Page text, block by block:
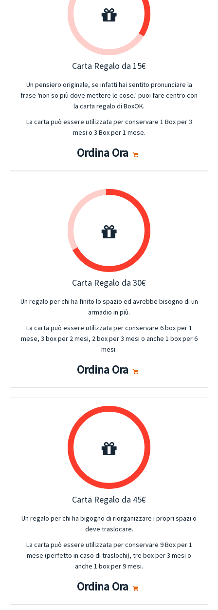
Carta Regalo da 15€
Un pensiero originale, se infatti hai sentito pronunciare la
frase ‘non so più dove mettere le cose.’ puoi fare centro con
la carta regalo di BoxOK.
La carta può essere utilizzata per conservare 1 Box per 3
mesi o 3 Box per 1 mese.
Ordina Ora
Carta Regalo da 30€
Un regalo per chi ha finito lo spazio ed avrebbe bisogno di un
armadio in più.
La carta può essere utilizzata per conservare 6 box per 1
mese, 3 box per 2 mesi, 2 box per 3 mesi o anche 1 box per 6
mesi.
Ordina Ora
Carta Regalo da 45€
Un regalo per chi ha bigogno di riorganizzare i propri spazi o
deve traslocare.
La carta può essere utilizzata per conservare 9 Box per 1
mese (perfetto in caso di traslochi), tre box per 3 mesi o
anche 1 box per 9 mesi.
Ordina Ora